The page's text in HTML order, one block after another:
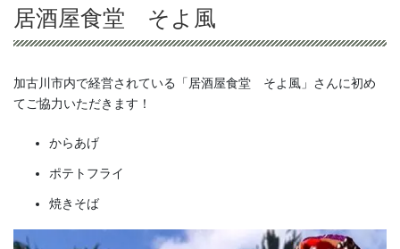
居酒屋食堂 そよ風
加古川市内で経営されている「居酒屋食堂 そよ風」さんに初め
てご協力いただきます！
からあげ
ポテトフライ
焼きそば